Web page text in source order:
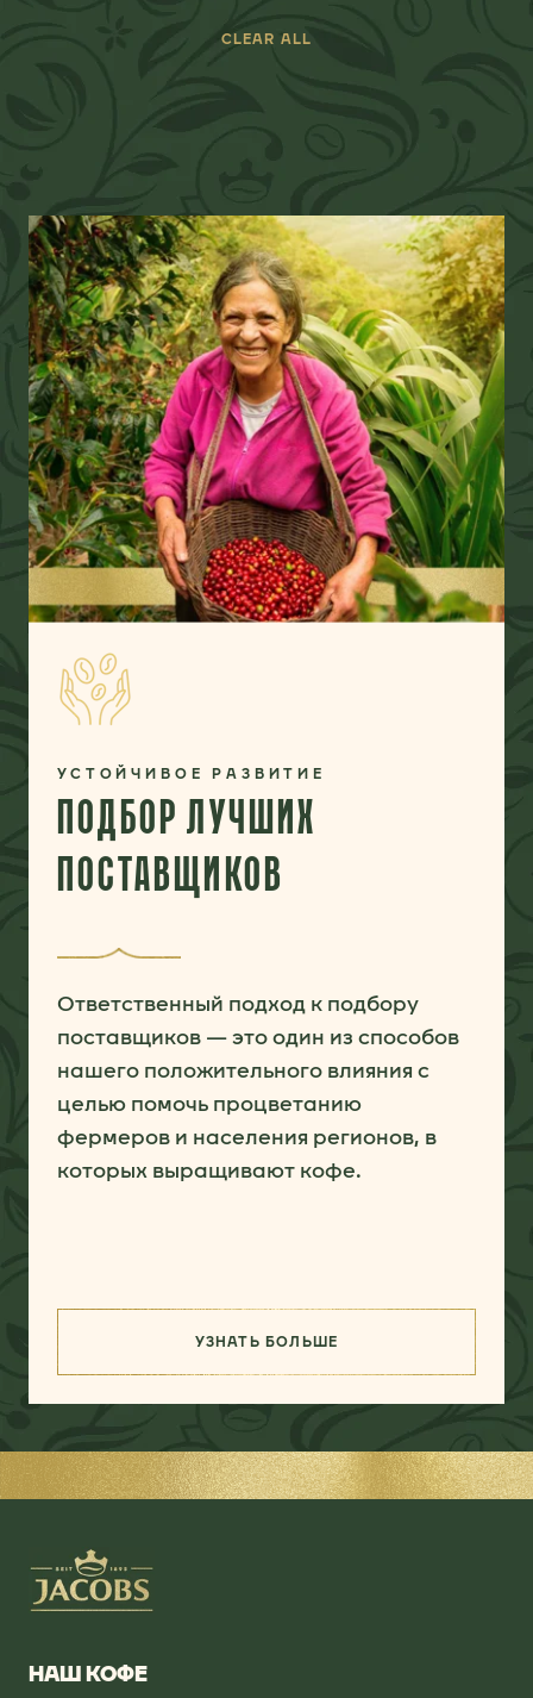
CLEAR ALL
УСТОЙЧИВОЕ РАЗВИТИЕ
ПОДБОР ЛУЧШИХ
ПОСТАВЩИКОВ
Ответственный подход к подбору
поставщиков — это один из способов
нашего положительного влияния с
целью помочь процветанию
фермеров и населения регионов, в
которых выращивают кофе.
УЗНАТЬ БОЛЬШЕ
НАШ КОФЕ